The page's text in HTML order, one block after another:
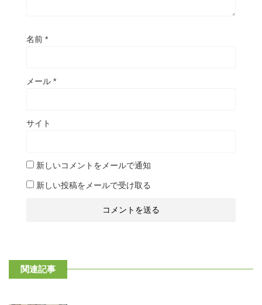
名前 *
メール *
サイト
新しいコメントをメールで通知
新しい投稿をメールで受け取る
関連記事